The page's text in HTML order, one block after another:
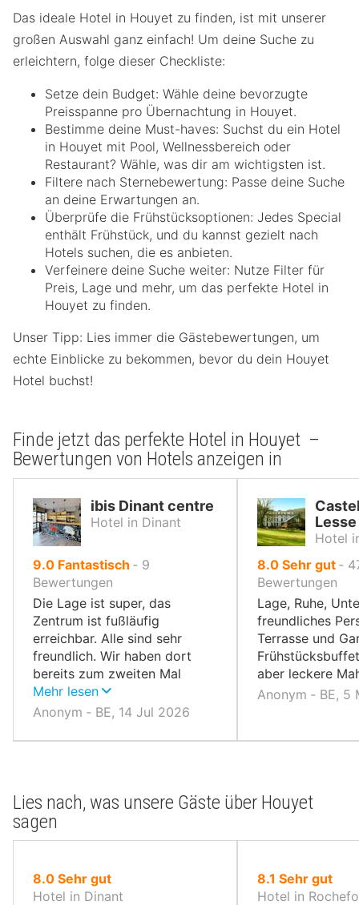
Das ideale Hotel in Houyet zu finden, ist mit unserer
großen Auswahl ganz einfach! Um deine Suche zu
erleichtern, folge dieser Checkliste:
Setze dein Budget: Wähle deine bevorzugte
Preisspanne pro Übernachtung in Houyet.
Bestimme deine Must-haves: Suchst du ein Hotel
in Houyet mit Pool, Wellnessbereich oder
Restaurant? Wähle, was dir am wichtigsten ist.
Filtere nach Sternebewertung: Passe deine Suche
an deine Erwartungen an.
Überprüfe die Frühstücksoptionen: Jedes Special
enthält Frühstück, und du kannst gezielt nach
Hotels suchen, die es anbieten.
Verfeinere deine Suche weiter: Nutze Filter für
Preis, Lage und mehr, um das perfekte Hotel in
Houyet zu finden.
Unser Tipp: Lies immer die Gästebewertungen, um
echte Einblicke zu bekommen, bevor du dein Houyet
Hotel buchst!
Finde jetzt das perfekte Hotel in Houyet –
Bewertungen von Hotels anzeigen in
ibis Dinant centre
Hotel in Dinant
9.0von
10,
Fantastisch ‐ 9
Bewertungen
Die Lage ist super, das
Zentrum ist fußläufig
erreichbar. Alle sind sehr
freundlich. Wir haben dort
bereits zum zweiten Mal
gebucht und kommen auf
jeden Fall wieder.
Mehr lesen
Anonym ‐ BE, 14 Jul 2026
Lesse
Hotel
8.0von
10,
Sehr gut ‐
Bewertungen
Lage, Ruhe,
freundliches
Terrasse und
aber leckere
Anonym ‐ BE, 5
Lies nach, was unsere Gäste über Houyet
sagen
8.0von
10,
Sehr gut
Hotel in Dinant
8.1 von
10,
Sehr gut
Hotel in